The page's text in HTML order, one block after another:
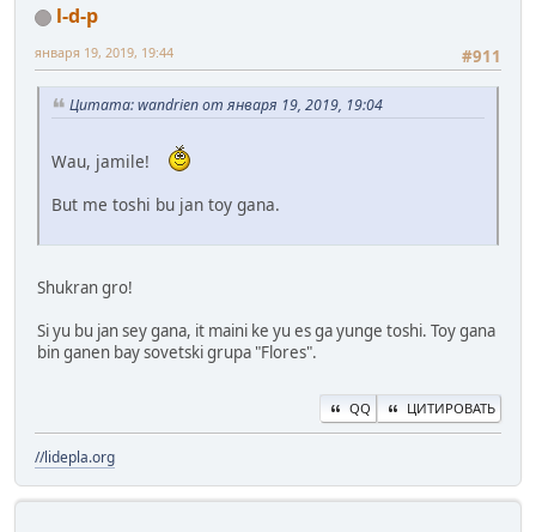
l-d-p
#911
января 19, 2019, 19:44
Цитата: wandrien от января 19, 2019, 19:04
Wau, jamile!
But me toshi bu jan toy gana.
Shukran gro!
Si yu bu jan sey gana, it maini ke yu es ga yunge toshi. Toy gana
bin ganen bay sovetski grupa "Flores".
QQ ЦИТИРОВАТЬ
//lidepla.org